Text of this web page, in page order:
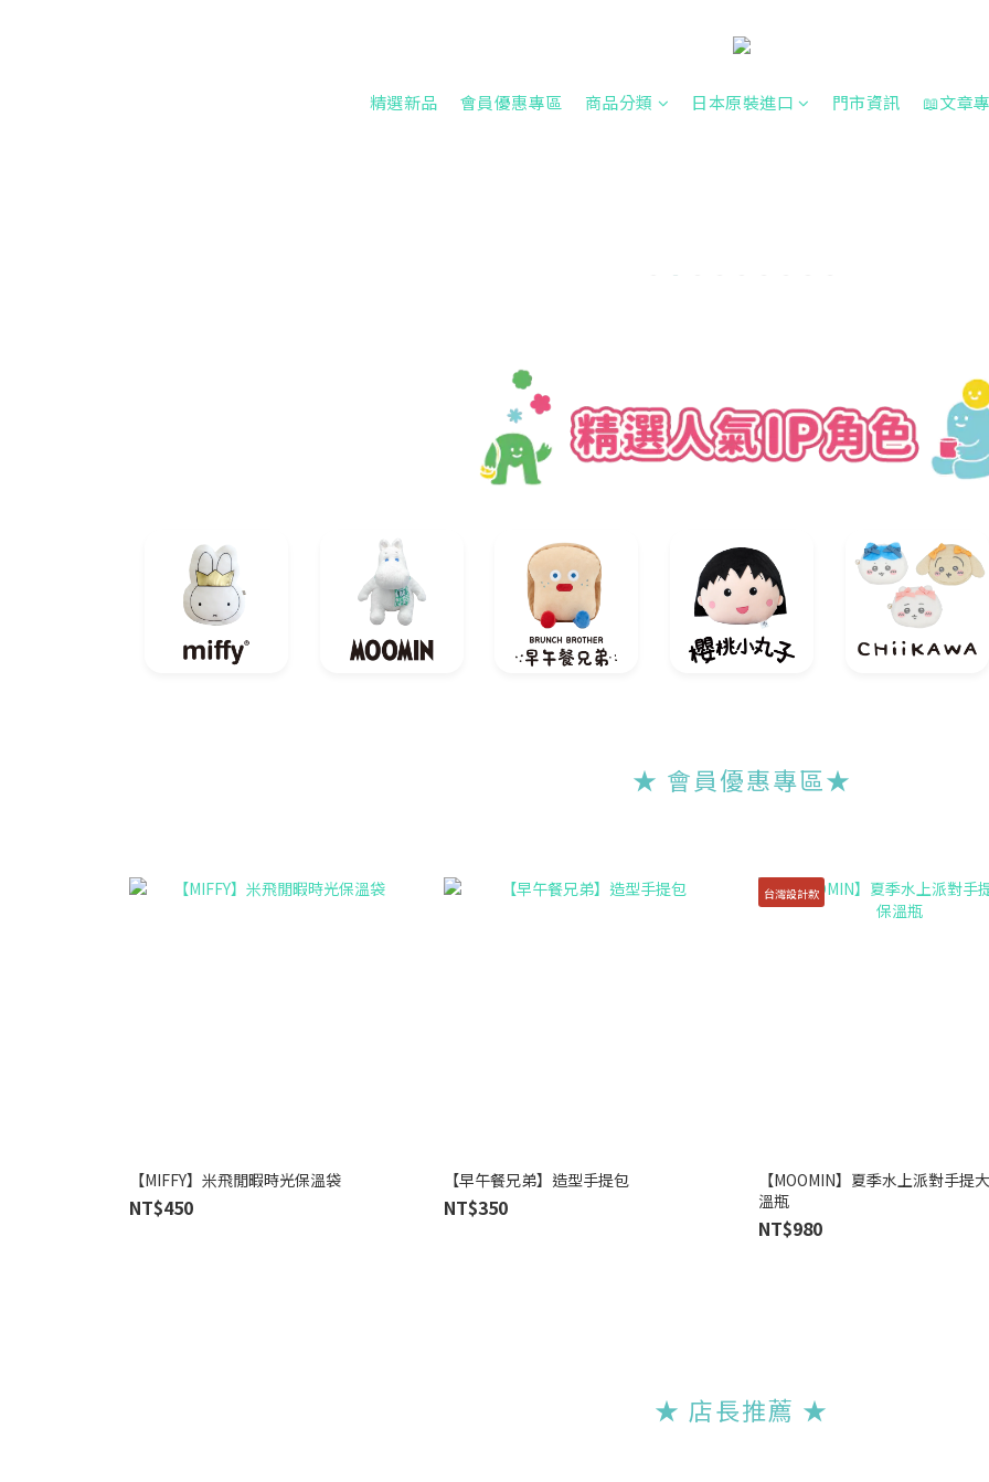
精選新品 會員優惠專區 商品分類 日本原裝進口 門市資訊 📖文章
★ 會員優惠專區★
【MIFFY】米飛閒暇時光保溫袋
NT$450
【早午餐兄弟】造型手提包
NT$350
台灣設計款
【MOOMIN】夏季水上派對手提
溫瓶
NT$980
★ 店長推薦 ★